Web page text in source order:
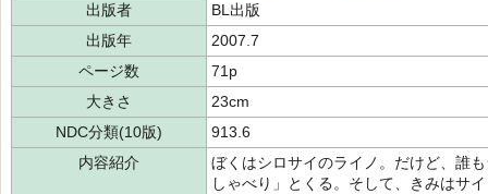
出版者
BL出版
出版年
2007.7
ページ数
71p
大きさ
23cm
NDC分類(10版)
913.6
内容紹介
ぼくはシロサイのライノ。だけど、誰
しゃべり」とくる。そして、きみはサ